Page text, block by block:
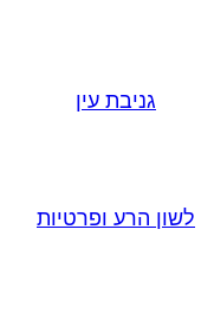
גניבת עין
לשון הרע ופרטיות